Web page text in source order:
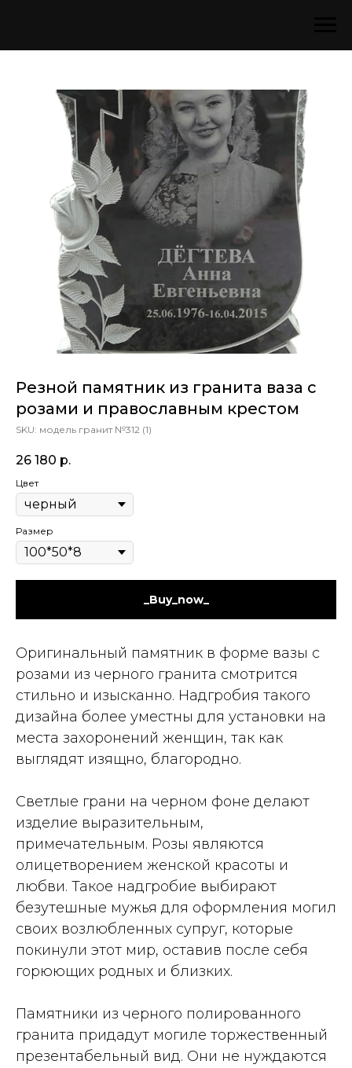
Резной памятник из гранита ваза с
розами и православным крестом
SKU: модель гранит №312 (1)
26 180 р.
Цвет
Размер
_Buy_now_
Оригинальный памятник в форме вазы с
розами из черного гранита смотрится
стильно и изысканно. Надгробия такого
дизайна более уместны для установки на
места захоронений женщин, так как
выглядят изящно, благородно.
Светлые грани на черном фоне делают
изделие выразительным,
примечательным. Розы являются
олицетворением женской красоты и
любви. Такое надгробие выбирают
безутешные мужья для оформления могил
своих возлюбленных супруг, которые
покинули этот мир, оставив после себя
горюющих родных и близких.
Памятники из черного полированного
гранита придадут могиле торжественный
презентабельный вид. Они не нуждаются